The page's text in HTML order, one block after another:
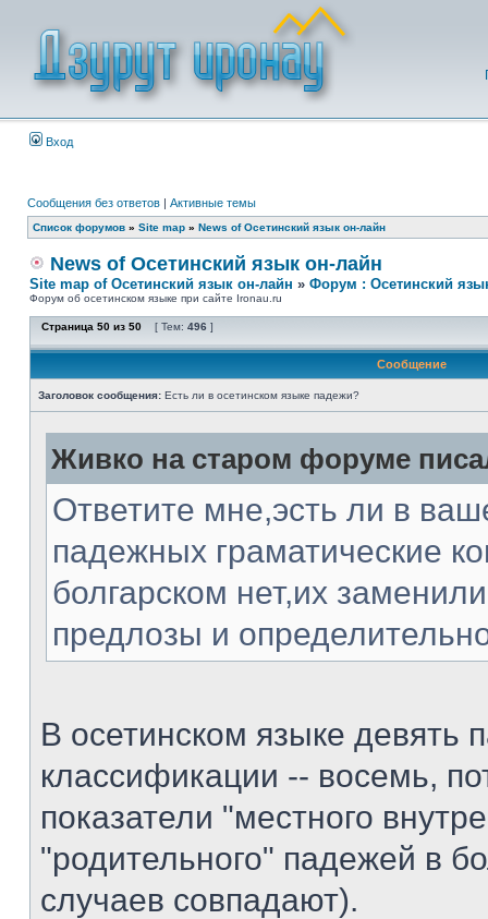
Вход
Сообщения без ответов | Активные темы
Список форумов » Site map » News of Осетинский язык он-лайн
News of Осетинский язык он-лайн
Site map of Осетинский язык он-лайн » Форум : Осетинский
Форум об осетинском языке при сайте Ironau.ru
Страница 50 из 50 [ Тем: 496 ]
Сообщение
Заголовок сообщения: Есть ли в осетинском языке падежи?
Живко на старом форуме
Ответите мне,эсть ли в
падежных граматические
болгарском нет,их
предлозы и
В осетинском языке девять
классификации -- восемь,
показатели "местного
"родительного" падежей в
случаев совпадают).